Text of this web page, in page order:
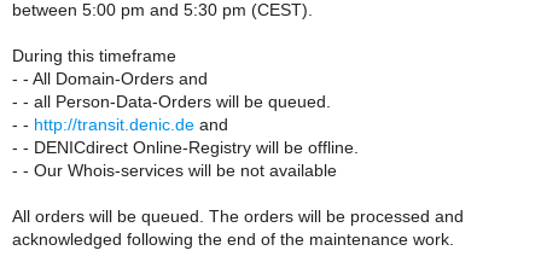
between 5:00 pm and 5:30 pm (CEST).
During this timeframe
- - All Domain-Orders and
- - all Person-Data-Orders will be queued.
- - http://transit.denic.de and
- - DENICdirect Online-Registry will be offline.
- - Our Whois-services will be not available
All orders will be queued. The orders will be processed and
acknowledged following the end of the maintenance work.